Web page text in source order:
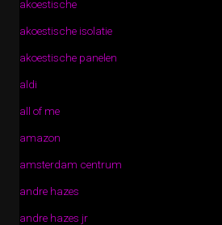
akoestische
akoestische isolatie
akoestische panelen
aldi
all of me
amazon
amsterdam centrum
andre hazes
andre hazes jr